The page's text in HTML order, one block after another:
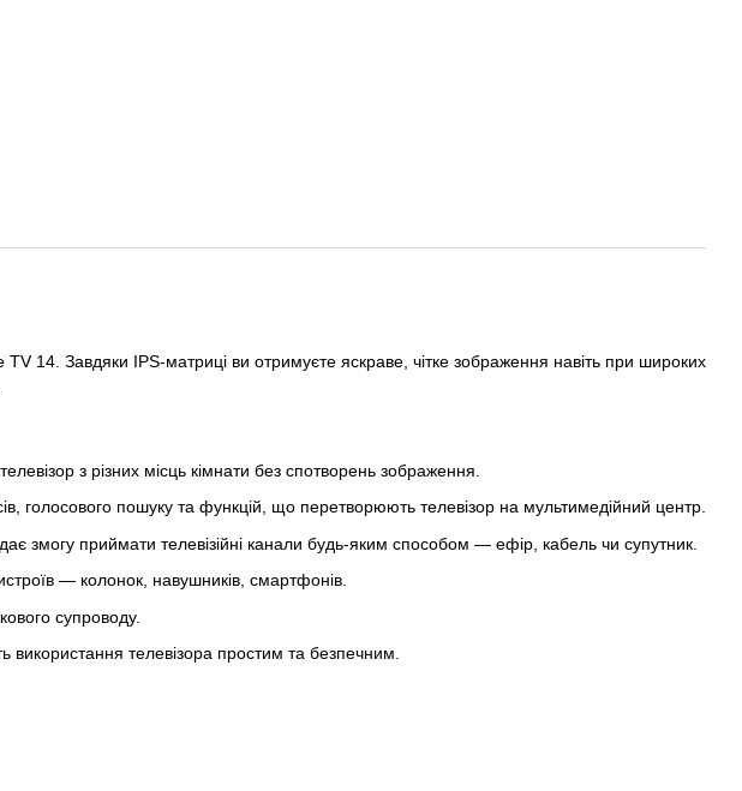
14. Завдяки IPS-матриці ви отримуєте яскраве, чітке зображення навіть при широких
з різних місць кімнати без спотворень зображення.
голосового пошуку та функцій, що перетворюють телевізор на мультимедійний центр.
змогу приймати телевізійні канали будь-яким способом — ефір, кабель чи супутник.
— колонок, навушників, смартфонів.
супроводу.
використання телевізора простим та безпечним.